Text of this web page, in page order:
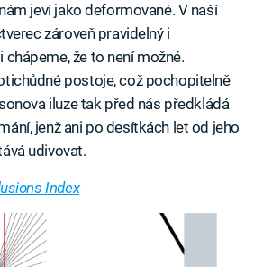
jeví jako deformované. V naší
zároveň pravidelný i
že to není možné.
postoje, což pochopitelně
iluze tak před nás předkládá
jenž ani po desítkách let od jeho
udivovat.
Index